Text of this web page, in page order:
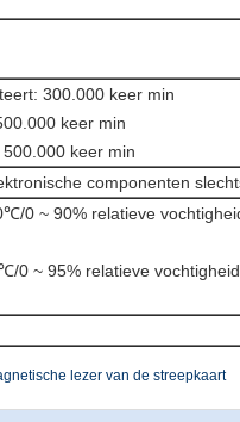
300.000 keer min
keer min
keer min
componenten
0 ~ 90% relatieve
0 ~ 95% relatieve
lezer van de streepkaart